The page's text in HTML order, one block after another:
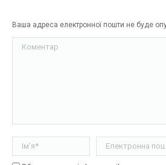
Ваша адреса електронної пошти не буде
Коментар
Ім'я * Електронна